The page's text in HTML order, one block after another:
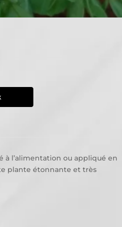
à l’alimentation ou appliqué en
plante étonnante et très